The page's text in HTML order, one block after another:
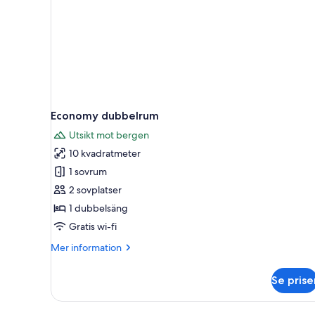
Economy dubbelrum
Utsikt mot bergen
10 kvadratmeter
1 sovrum
2 sovplatser
1 dubbelsäng
Gratis wi-fi
Mer information
Mer
dubbelrum
Se